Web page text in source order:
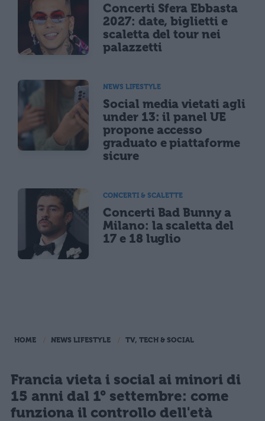
Concerti Sfera Ebbasta
2027: date, biglietti e
scaletta del tour nei
palazzetti
NEWS LIFESTYLE
Social media vietati agli
under 13: il panel UE
propone accesso
graduato e piattaforme
sicure
CONCERTI & SCALETTE
Concerti Bad Bunny a
Milano: la scaletta del
17 e 18 luglio
HOME NEWS LIFESTYLE TV, TECH & SOCIAL
Francia vieta i social ai minori di
15 anni dal 1° settembre: come
funziona il controllo dell'età